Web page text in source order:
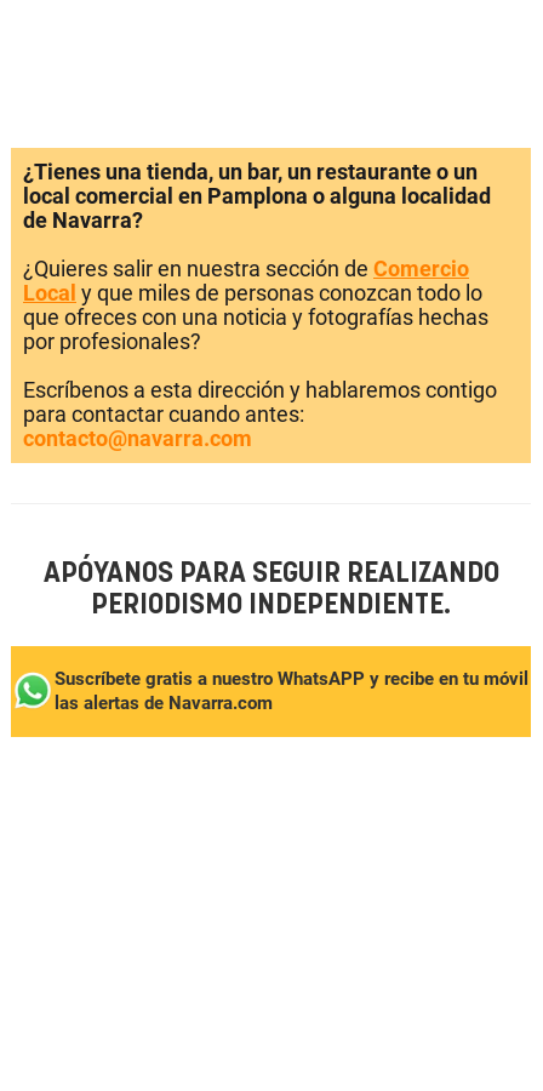
¿Tienes una tienda, un bar, un restaurante o un
local comercial en Pamplona o alguna localidad
de Navarra?
¿Quieres salir en nuestra sección de Comercio
Local y que miles de personas conozcan todo lo
que ofreces con una noticia y fotografías hechas
por profesionales?
Escríbenos a esta dirección y hablaremos contigo
para contactar cuando antes:
contacto@navarra.com
APÓYANOS PARA SEGUIR REALIZANDO
PERIODISMO INDEPENDIENTE.
Suscríbete gratis a nuestro WhatsAPP y recibe en tu móvil
las alertas de Navarra.com